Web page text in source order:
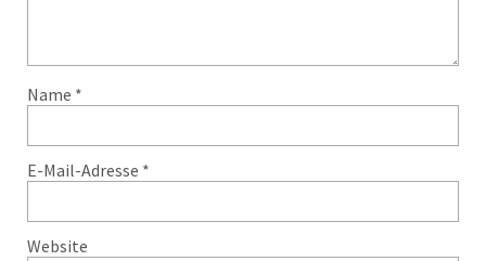
Name *
E-Mail-Adresse *
Website